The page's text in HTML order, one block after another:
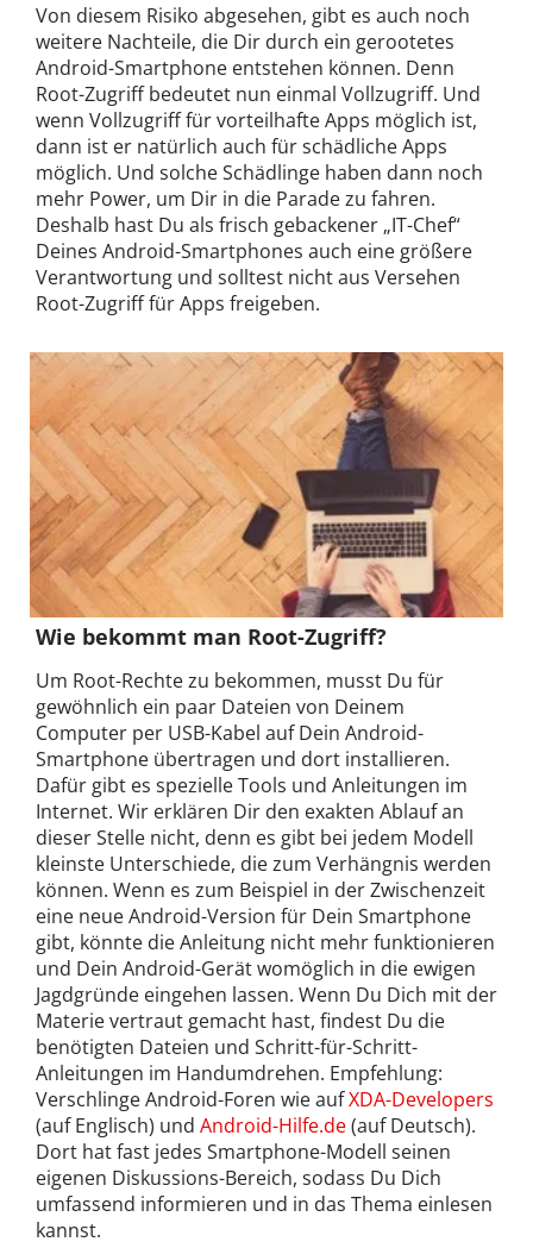
Von diesem Risiko abgesehen, gibt es auch noch
weitere Nachteile, die Dir durch ein gerootetes
Android-Smartphone entstehen können. Denn
Root-Zugriff bedeutet nun einmal Vollzugriff. Und
wenn Vollzugriff für vorteilhafte Apps möglich ist,
dann ist er natürlich auch für schädliche Apps
möglich. Und solche Schädlinge haben dann noch
mehr Power, um Dir in die Parade zu fahren.
Deshalb hast Du als frisch gebackener „IT-Chef“
Deines Android-Smartphones auch eine größere
Verantwortung und solltest nicht aus Versehen
Root-Zugriff für Apps freigeben.
Wie bekommt man Root-Zugriff?
Um Root-Rechte zu bekommen, musst Du für
gewöhnlich ein paar Dateien von Deinem
Computer per USB-Kabel auf Dein Android-
Smartphone übertragen und dort installieren.
Dafür gibt es spezielle Tools und Anleitungen im
Internet. Wir erklären Dir den exakten Ablauf an
dieser Stelle nicht, denn es gibt bei jedem Modell
kleinste Unterschiede, die zum Verhängnis werden
können. Wenn es zum Beispiel in der Zwischenzeit
eine neue Android-Version für Dein Smartphone
gibt, könnte die Anleitung nicht mehr funktionieren
und Dein Android-Gerät womöglich in die ewigen
Jagdgründe eingehen lassen. Wenn Du Dich mit der
Materie vertraut gemacht hast, findest Du die
benötigten Dateien und Schritt-für-Schritt-
Anleitungen im Handumdrehen. Empfehlung:
Verschlinge Android-Foren wie aufXDA-Developers
(auf Englisch) und Android-Hilfe.de(auf Deutsch).
Dort hat fast jedes Smartphone-Modell seinen
eigenen Diskussions-Bereich, sodass Du Dich
umfassend informieren und in das Thema einlesen
kannst.